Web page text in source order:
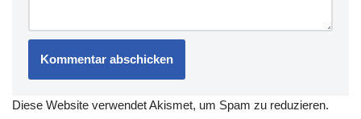
Diese Website verwendet Akismet, um Spam zu reduzieren.